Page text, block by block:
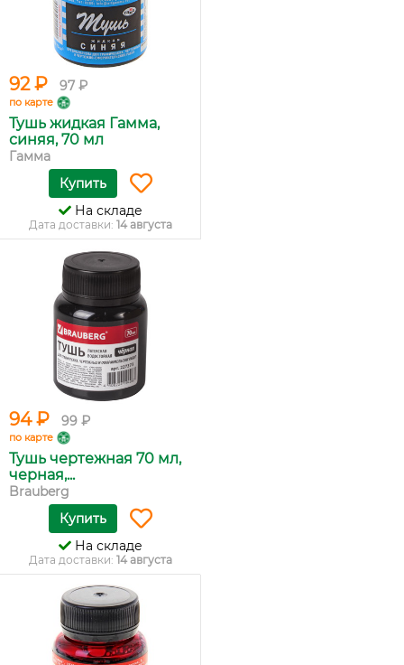
92 ₽ 97 ₽
по карте
Тушь жидкая Гамма,
синяя, 70 мл
Гамма
Купить
На складе
Дата доставки: 14 августа
94 ₽ 99 ₽
по карте
Тушь чертежная 70 мл,
черная,...
Brauberg
Купить
На складе
Дата доставки: 14 августа